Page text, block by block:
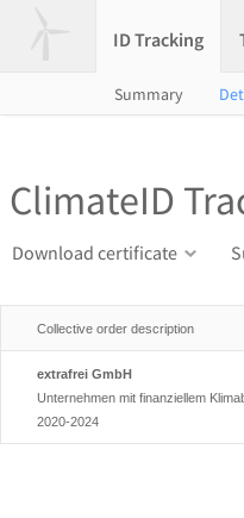
ID Tracking
Summary
ClimateID
Download certificate
Collective order description
extrafrei GmbH
Unternehmen mit finanziellem
2020-2024